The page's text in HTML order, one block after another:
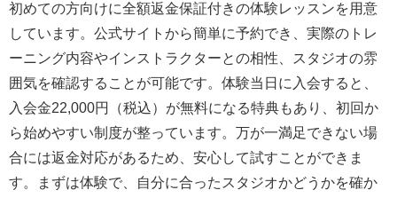
初めての方向けに全額返金保証付きの体験レッスンを用意
しています。公式サイトから簡単に予約でき、実際のトレ
ーニング内容やインストラクターとの相性、スタジオの雰
囲気を確認することが可能です。体験当日に入会すると、
入会金22,000円（税込）が無料になる特典もあり、初回か
ら始めやすい制度が整っています。万が一満足できない場
合には返金対応があるため、安心して試すことができま
す。まずは体験で、自分に合ったスタジオかどうかを確か